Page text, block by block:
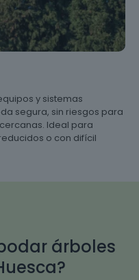
y sistemas
segura, sin riesgos para
Ideal para
o con difícil
árboles